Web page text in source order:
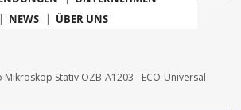
NEWS ÜBER UNS
Mikroskop Stativ OZB-A1203 - ECO-Universal